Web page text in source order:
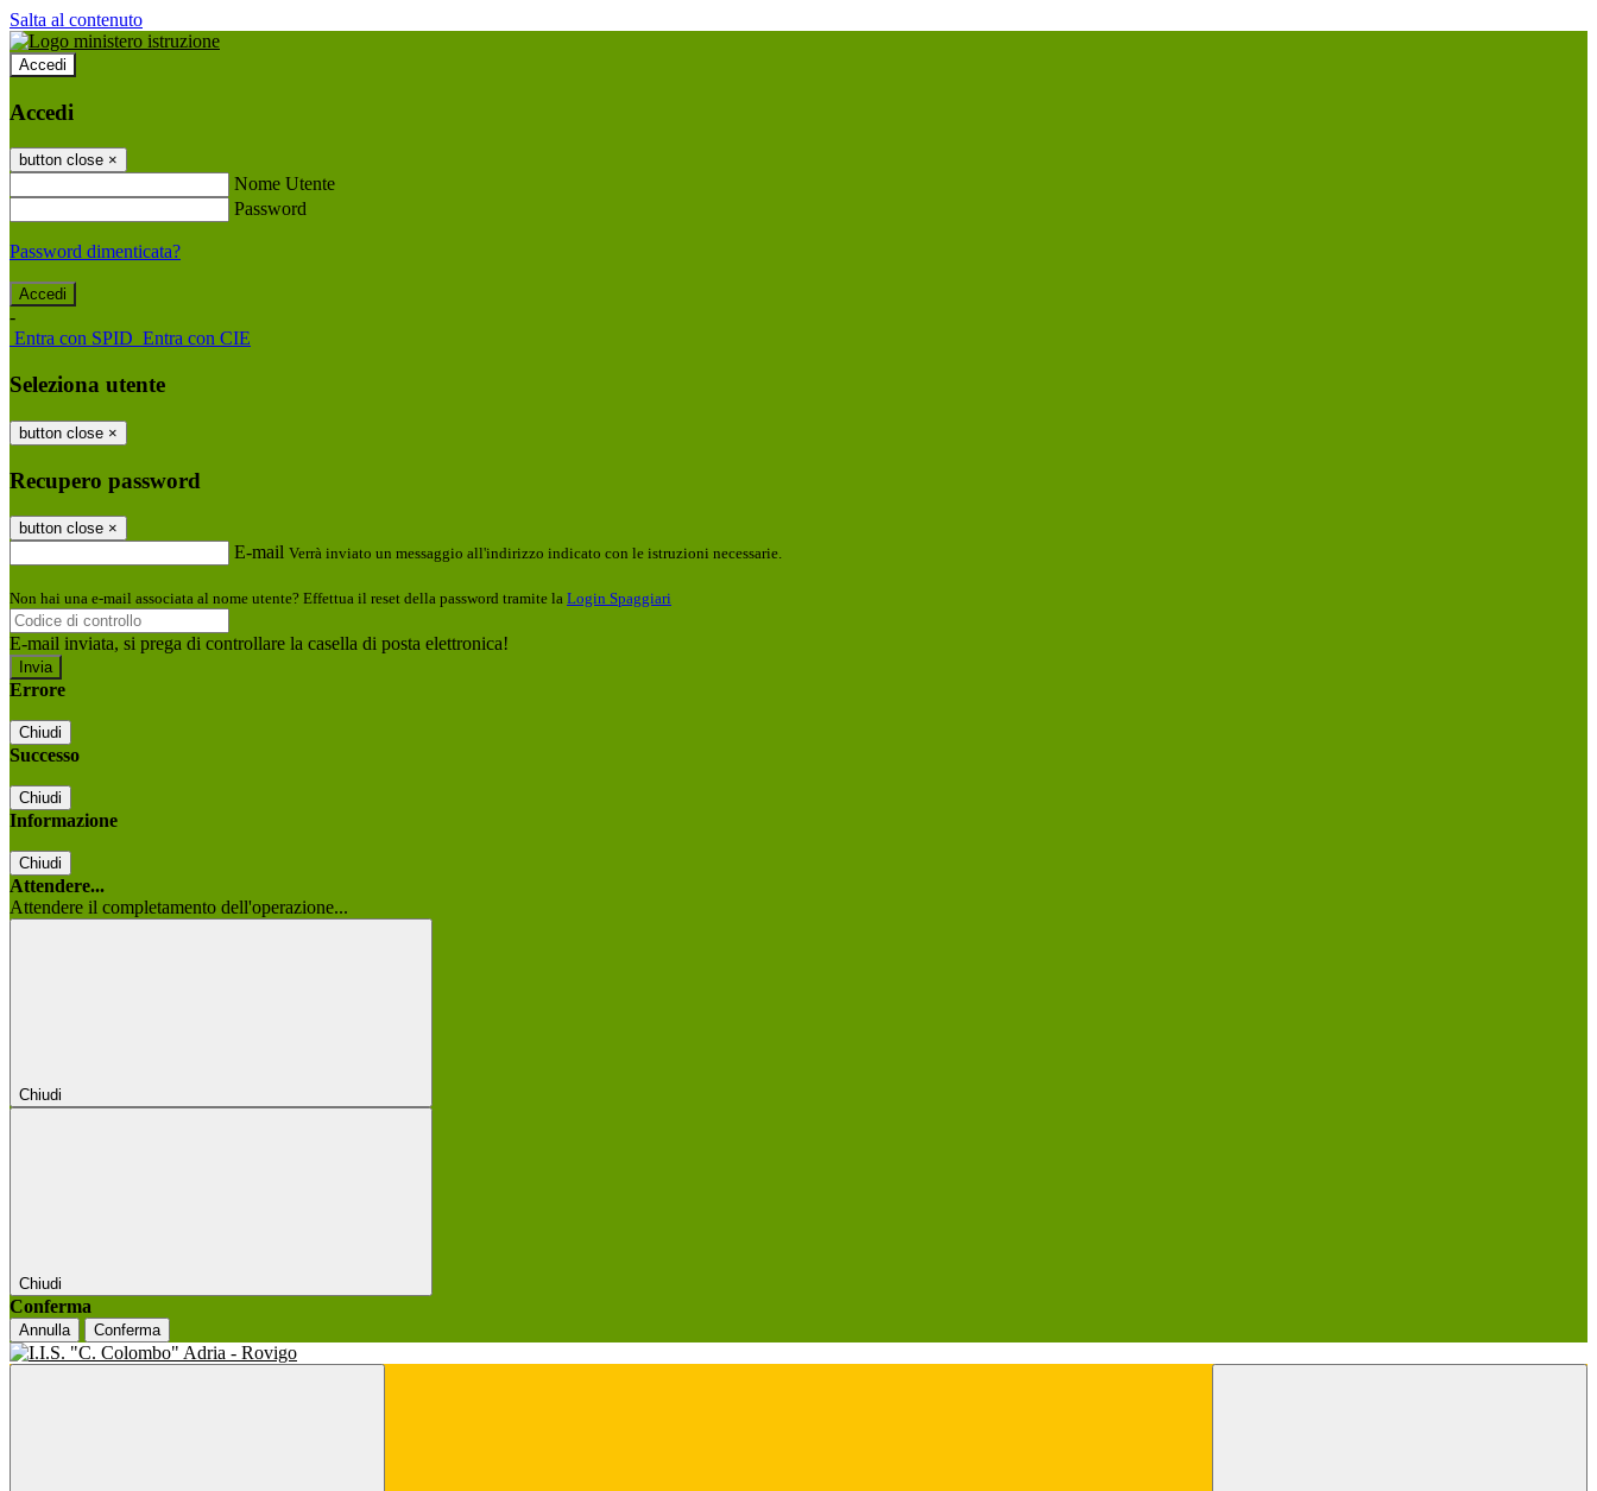
Salta al contenuto
Accedi
Accedi
button close ×
Nome Utente
Password
Password dimenticata?
-
Entra con SPID Entra con CIE
Seleziona utente
button close ×
Recupero password
button close ×
E-mail Verrà inviato un messaggio all'indirizzo indicato con le istruzioni necessarie.
Non hai una e-mail associata al nome utente? Effettua il reset della password tramite la Login Spaggiari
E-mail inviata, si prega di controllare la casella di posta elettronica!
Errore
Chiudi
Successo
Chiudi
Informazione
Chiudi
Attendere...
Attendere il completamento dell'operazione...
Chiudi
Chiudi
Conferma
Annulla Conferma